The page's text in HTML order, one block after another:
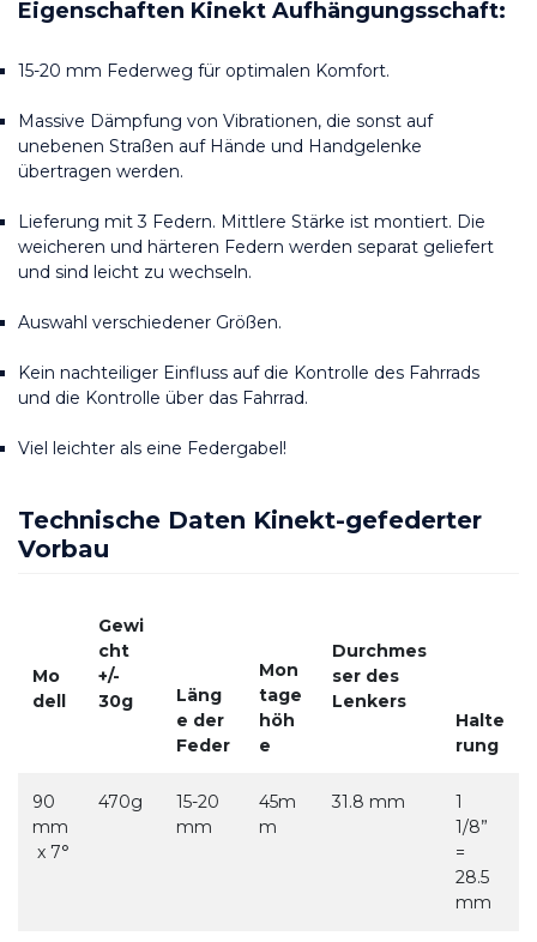
Eigenschaften Kinekt Aufhängungsschaft:
15-20 mm Federweg für optimalen Komfort.
Massive Dämpfung von Vibrationen, die sonst auf
unebenen Straßen auf Hände und Handgelenke
übertragen werden.
Lieferung mit 3 Federn. Mittlere Stärke ist montiert. Die
weicheren und härteren Federn werden separat geliefert
und sind leicht zu wechseln.
Auswahl verschiedener Größen.
Kein nachteiliger Einfluss auf die Kontrolle des Fahrrads
und die Kontrolle über das Fahrrad.
Viel leichter als eine Federgabel!
Technische Daten Kinekt-gefederter
Vorbau
Mo
dell
Gewi
cht
+/-
30g
Läng
e der
Feder
Mon
tage
höh
e
Durchmes
ser des
Lenkers
Halte
rung
90
mm
x 7°
470g
15-20
mm
45m
m
31.8 mm
1
1/8”
=
28.5
mm